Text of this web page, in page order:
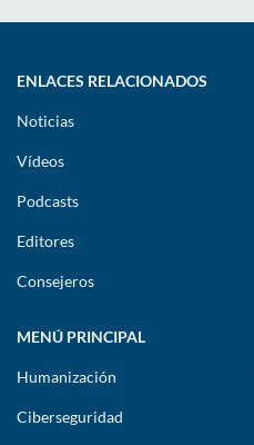
ENLACES RELACIONADOS
Noticias
Vídeos
Podcasts
Editores
Consejeros
MENÚ PRINCIPAL
Humanización
Ciberseguridad